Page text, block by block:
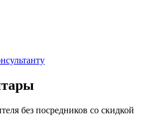
без посредников со скидкой